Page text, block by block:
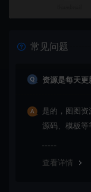
常见问题
资源是每天更
是的，图图资
源码、模板等
查看详情